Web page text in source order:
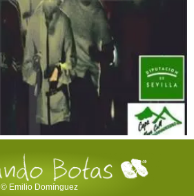
© Emilio Domínguez